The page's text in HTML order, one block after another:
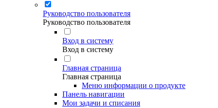
Руководство пользователя
Руководство пользователя
Вход в систему
Вход в систему
Главная страница
Главная страница
Меню информации о продукте
Панель навигации
Мои задачи и списания